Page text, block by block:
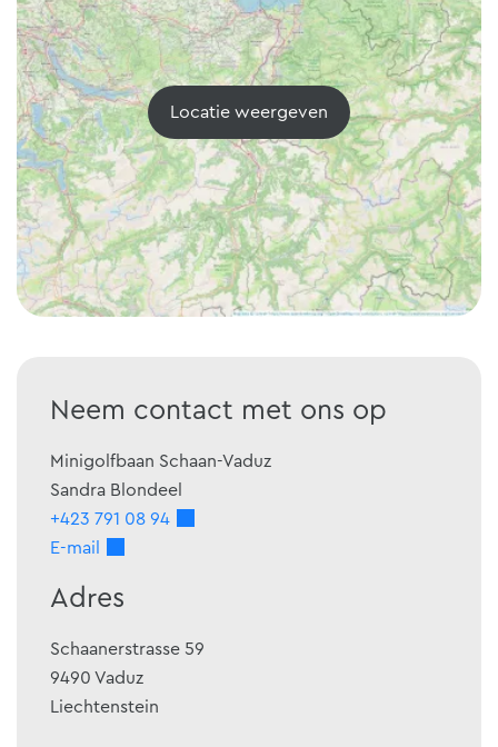
Locatie weergeven
Neem contact met ons op
Minigolfbaan Schaan-Vaduz
Sandra Blondeel
+423 791 08 94
E-mail
Adres
Schaanerstrasse 59
9490 Vaduz
Liechtenstein